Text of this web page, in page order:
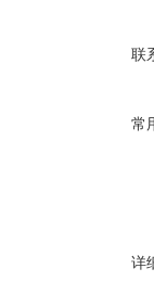
联
常
详